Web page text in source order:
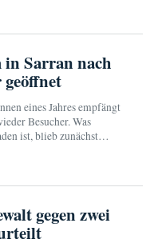
Sarran nach
eines Jahres empfängt
Besucher. Was
ist, blieb zunächst
gegen zwei